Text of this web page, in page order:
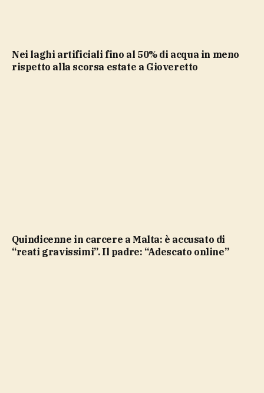
Nei laghi artificiali fino al 50% di acqua in meno
rispetto alla scorsa estate a Gioveretto
Quindicenne in carcere a Malta: è accusato di
“reati gravissimi”. Il padre: “Adescato online”